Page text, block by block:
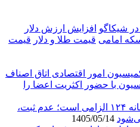
افزایش ارزش دلار
امامی قیمت طلا و دلار قیمت
امور اقتصادی اتاق اصناف
با حضور اکثریت اعضا را
ثبت قیمت کالا و خدمات در سامانه ۱۲۴ الزامی است؛ عدم ثبت،